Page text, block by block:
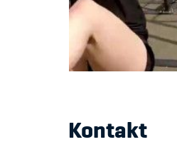
Kontakt